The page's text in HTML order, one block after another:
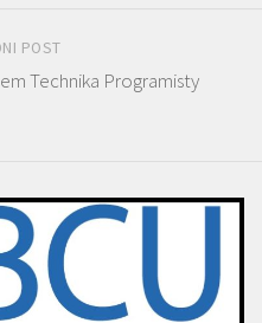
POST
Technika Programisty